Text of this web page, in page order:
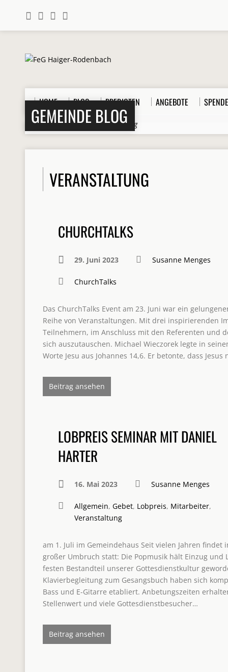
HOME BLOG PREDIGTEN ANGEBOTE
GEMEINDE BLOG
Home> Beiträge > Veranstaltung
VERANSTALTUNG
CHURCHTALKS
29. Juni 2023 Susanne Menges
ChurchTalks
Das ChurchTalks Event am 23. Juni war ein
Reihe von Veranstaltungen. Mit drei inspirierenden
Teilnehmern, im Anschluss mit den Referenten und
sich auszutauschen. Michael Wieczorek legte in
Worte Jesu aus Johannes 14,6. Er betonte, dass Jesus
Beitrag ansehen
LOBPREIS SEMINAR MIT DANIEL
HARTER
16. Mai 2023 Susanne Menges
Allgemein, Gebet, Lobpreis, Mitarbeiter,
Veranstaltung
am 1. Juli im Gemeindehaus Seit vielen Jahren findet
großer Umbruch statt: Die Popmusik hält Einzug und
festen Bestandteil unserer Gottesdienstkultur
Klavierbegleitung zum Gesangsbuch haben sich
Bass und E-Gitarre etabliert. Anbetungszeiten
Stellenwert und viele Gottesdienstbesucher…
Beitrag ansehen